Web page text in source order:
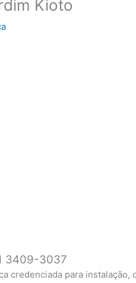
Kioto
3409-3037
credenciada para instalação,